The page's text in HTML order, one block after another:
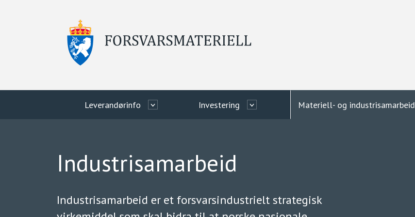
Leverandørinfo Investering Materiell- og industrisamarbeid
Industrisamarbeid
Industrisamarbeid er et forsvarsindustrielt strategisk